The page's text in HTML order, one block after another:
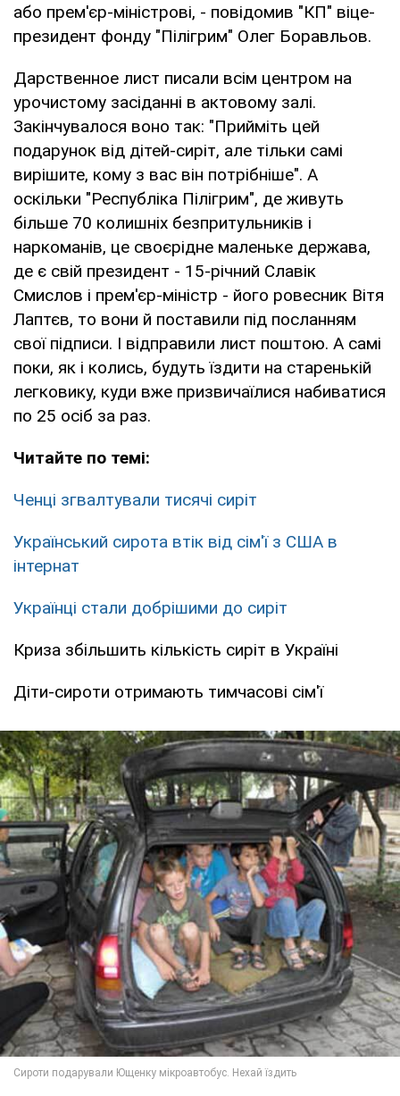
або прем'єр-міністрові, - повідомив "КП" віце-
президент фонду "Пілігрим" Олег Боравльов.
Дарственное лист писали всім центром на
урочистому засіданні в актовому залі.
Закінчувалося воно так: "Прийміть цей
подарунок від дітей-сиріт, але тільки самі
вирішите, кому з вас він потрібніше". А
оскільки "Республіка Пілігрим", де живуть
більше 70 колишніх безпритульників і
наркоманів, це своєрідне маленьке держава,
де є свій президент - 15-річний Славік
Смислов і прем'єр-міністр - його ровесник Вітя
Лаптєв, то вони й поставили під посланням
свої підписи. І відправили лист поштою. А самі
поки, як і колись, будуть їздити на старенькій
легковику, куди вже призвичаїлися набиватися
по 25 осіб за раз.
Читайте по темі:
Ченці згвалтували тисячі сиріт
Український сирота втік від сім'ї з США в
інтернат
Українці стали добрішими до сиріт
Криза збільшить кількість сиріт в Україні
Діти-сироти отримають тимчасові сім'ї